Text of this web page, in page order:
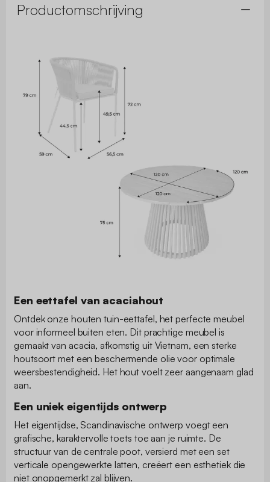
Productomschrijving
Een eettafel van acaciahout
Ontdek onze houten tuin-eettafel, het perfecte meubel
voor informeel buiten eten. Dit prachtige meubel is
gemaakt van acacia, afkomstig uit Vietnam, een sterke
houtsoort met een beschermende olie voor optimale
weersbestendigheid. Het hout voelt zeer aangenaam glad
aan.
Een uniek eigentijds ontwerp
Het eigentijdse, Scandinavische ontwerp voegt een
grafische, karaktervolle toets toe aan je ruimte. De
structuur van de centrale poot, versierd met een set
verticale opengewerkte latten, creëert een esthetiek die
niet onopgemerkt zal blijven.